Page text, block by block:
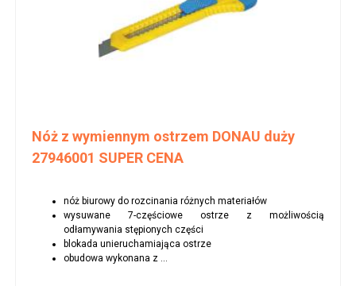
Nóż z wymiennym ostrzem DONAU duży
27946001 SUPER CENA
nóż biurowy do rozcinania różnych materiałów
wysuwane 7-częściowe ostrze z możliwością
odłamywania stępionych części
blokada unieruchamiająca ostrze
obudowa wykonana z ...